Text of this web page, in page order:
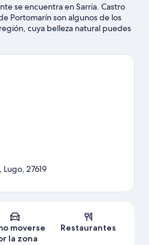
se encuentra en Sarria. Castro
Portomarín son algunos de los
cuya belleza natural puedes
romana de Lugo.
Mapa
27619
moverse
la zona
Restaurantes